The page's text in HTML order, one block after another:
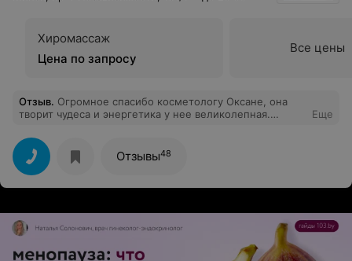
Хиромассаж
Цена по запросу
Все цены
Отзыв. Огромное спасибо косметологу Оксане, она
творит чудеса и энергетика у нее великолепная.
однозначно.
Еще
Отзывы48